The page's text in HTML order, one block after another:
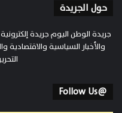
حول الجريدة
جريدة الوطن اليوم جريدة
والأخبار السياسية والاقتصادية
@Follow Us